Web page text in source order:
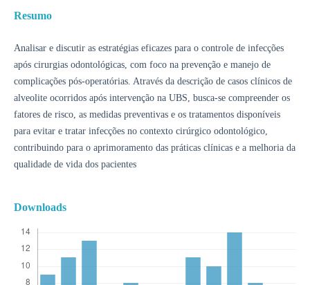
Resumo
Analisar e discutir as estratégias eficazes para o controle de infecções
após cirurgias odontológicas, com foco na prevenção e manejo de
complicações pós-operatórias. Através da descrição de casos clínicos de
alveolite ocorridos após intervenção na UBS, busca-se compreender os
fatores de risco, as medidas preventivas e os tratamentos disponíveis
para evitar e tratar infecções no contexto cirúrgico odontológico,
contribuindo para o aprimoramento das práticas clínicas e a melhoria da
qualidade de vida dos pacientes
Downloads